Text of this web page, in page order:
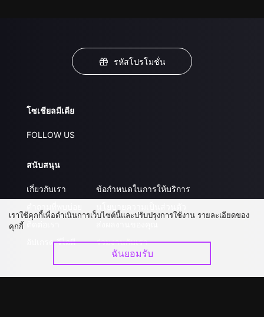
รหัสโปรโมชั่น
โซเชียลมีเดีย
FOLLOW US
สนับสนุน
เกี่ยวกับเรา
อัปเกรด วีไอพี
ข้อกำหนดในการให้บริการ
ร่วมงานกับเรา
เราใช้คุกกี้เพื่อดำเนินการเว็บไซต์นี้และปรับปรุงการใช้งาน รายละเอียดของ
คุกกี้
ฉันยอมรับ